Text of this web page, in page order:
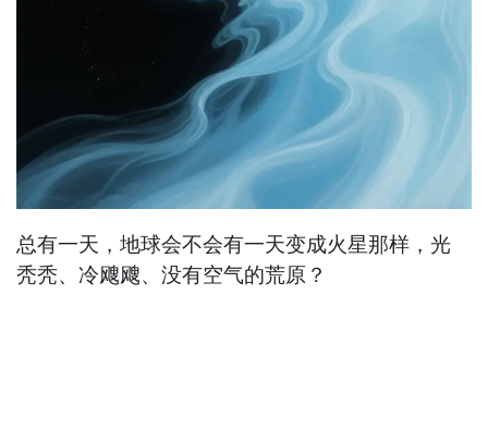
总有一天，地球会不会有一天变成火星那样，光
秃秃、冷飕飕、没有空气的荒原？